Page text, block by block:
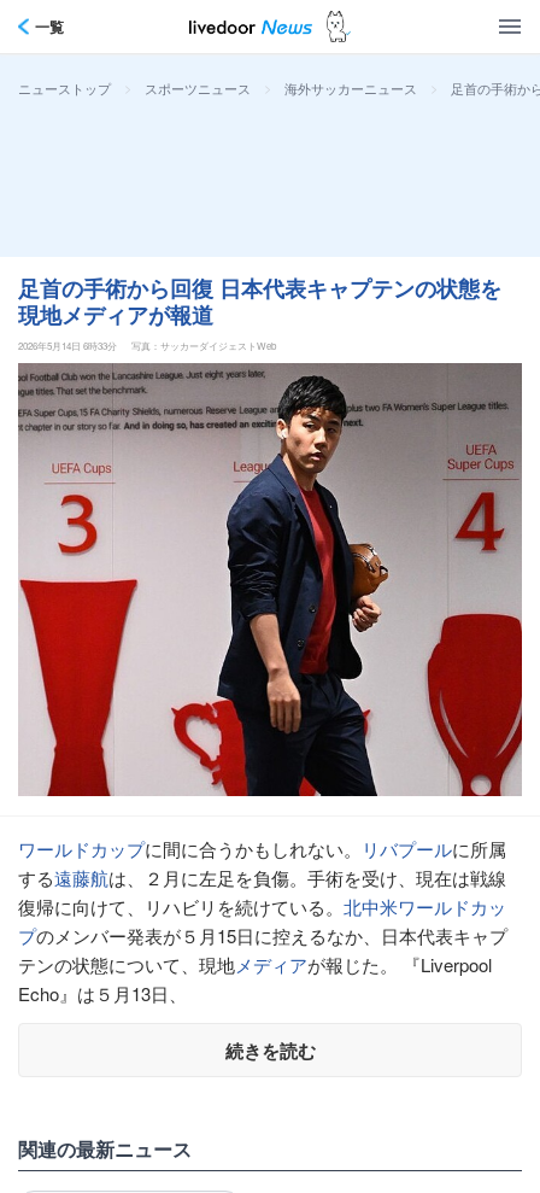
一覧
ニューストップ > スポーツニュース > 海外サッカーニュース > 足首の手術か
足首の手術から回復 日本代表キャプテンの状態を
現地メディアが報道
2026年5月14日 6時33分 写真：サッカーダイジェストWeb
ワールドカップに間に合うかもしれない。 リバプールに所属
する遠藤航は、２月に左足を負傷。手術を受け、現在は戦線
復帰に向けて、リハビリを続けている。 北中米ワールドカッ
プのメンバー発表が５月15日に控えるなか、日本代表キャプ
テンの状態について、現地メディアが報じた。 『Liverpool
Echo』は５月13日、
続きを読む
関連の最新ニュース